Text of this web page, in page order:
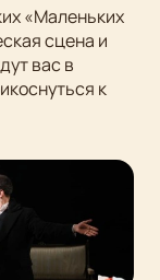
«Маленьких
сцена и
вас в
к